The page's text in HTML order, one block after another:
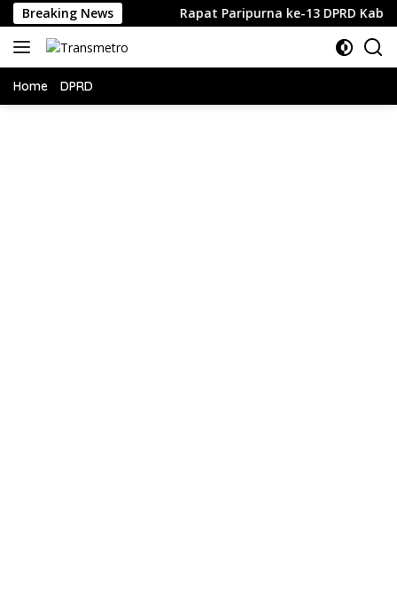
Langsung
ke
konten
Breaking NewsRapat Paripurna ke-13 DPRD Kabupaten
Home DPRD